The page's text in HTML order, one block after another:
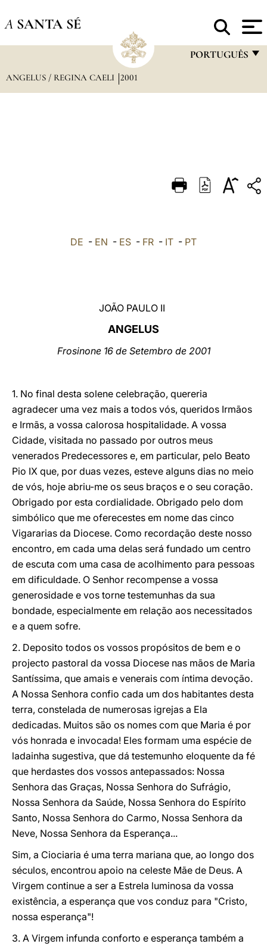
A SANTA SÉ
PORTUGUÊS
DEUTSCH
العربيّة
ANGELUS / REGINA CAELI 2001
DE - EN - ES - FR - IT - PT
JOÃO PAULO II
ANGELUS
Frosinone 16 de Setembro de 2001
1. No final desta solene celebração, quereria
agradecer uma vez mais a todos vós, queridos Irmãos
e Irmãs, a vossa calorosa hospitalidade. A vossa
Cidade, visitada no passado por outros meus
venerados Predecessores e, em particular, pelo Beato
Pio IX que, por duas vezes, esteve alguns dias no meio
de vós, hoje abriu-me os seus braços e o seu coração.
Obrigado por esta cordialidade. Obrigado pelo dom
simbólico que me oferecestes em nome das cinco
Vigararias da Diocese. Como recordação deste nosso
encontro, em cada uma delas será fundado um centro
de escuta com uma casa de acolhimento para pessoas
em dificuldade. O Senhor recompense a vossa
generosidade e vos torne testemunhas da sua
bondade, especialmente em relação aos necessitados
e a quem sofre.
2. Deposito todos os vossos propósitos de bem e o
projecto pastoral da vossa Diocese nas mãos de Maria
Santíssima, que amais e venerais com íntima devoção.
A Nossa Senhora confio cada um dos habitantes desta
terra, constelada de numerosas igrejas a Ela
dedicadas. Muitos são os nomes com que Maria é por
vós honrada e invocada! Eles formam uma espécie de
ladainha sugestiva, que dá testemunho eloquente da fé
que herdastes dos vossos antepassados: Nossa
Senhora das Graças, Nossa Senhora do Sufrágio,
Nossa Senhora da Saúde, Nossa Senhora do Espírito
Santo, Nossa Senhora do Carmo, Nossa Senhora da
Neve, Nossa Senhora da Esperança...
Sim, a Ciociaria é uma terra mariana que, ao longo dos
séculos, encontrou apoio na celeste Mãe de Deus. A
Virgem continue a ser a Estrela luminosa da vossa
existência, a esperança que vos conduz para "Cristo,
nossa esperança"!
3. A Virgem infunda conforto e esperança também a